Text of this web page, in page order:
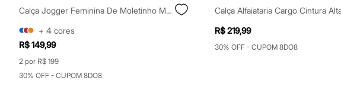
Acessórios
Bermudas
Camisetas
Calças
Calçados
Regatas
Moda íntima
Cuecas
Calça Jogger Feminina De Moletinho Marrom
+ 4 cores
R$ 149,99
2 por R$ 199
30% OFF - CUPOM 8DO8
R$ 219,99
30% OFF - CUPOM 8DO8